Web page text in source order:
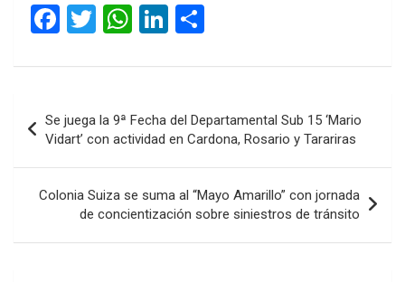
F
ce
o
o
k
T
tt
W
at
A
p
p
Li
ke
n
m
ar
tir
de
entradas
Se juega la 9ª Fecha del Departamental Sub 15 ‘Mario
Vidart’ con actividad en Cardona, Rosario y Tarariras
Colonia Suiza se suma al “Mayo Amarillo” con jornada
de concientización sobre siniestros de tránsito